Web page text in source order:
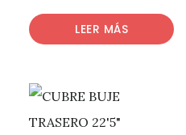
LEER MÁS